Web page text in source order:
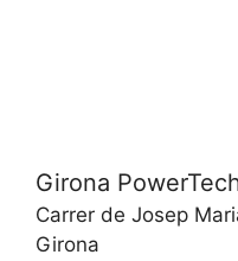
Girona
Carrer de Josep
Girona